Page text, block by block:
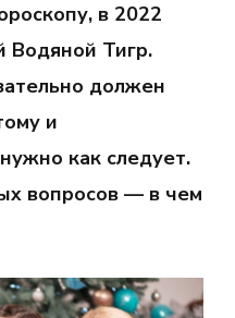
в 2022
Водяной Тигр.
должен
и
как следует.
вопросов — в чем